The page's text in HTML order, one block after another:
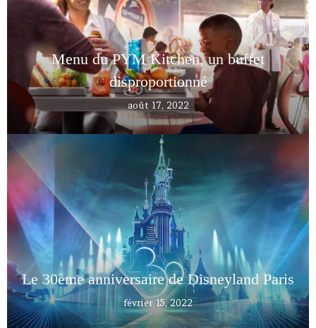
Menu du PYM Kitchen, un buffet
disproportionné
août 17, 2022
Le 30ème anniversaire de Disneyland Paris
février 15, 2022